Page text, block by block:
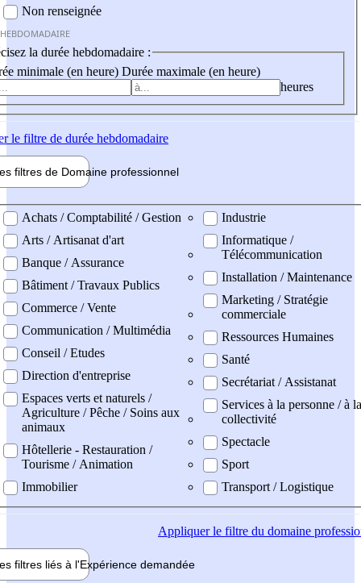
Non renseignée
la durée hebdomadaire :
minimale (en heure) Durée maximale (en heure)
heures
le filtre de durée hebdomadaire
filtres de Domaine professionnel
professionel
Achats / Comptabilité / Gestion
Arts / Artisanat d'art
Banque / Assurance
Bâtiment / Travaux Publics
Commerce / Vente
Communication / Multimédia
Conseil / Etudes
Direction d'entreprise
Espaces verts et naturels /
Agriculture / Pêche / Soins aux
animaux
Hôtellerie - Restauration /
Tourisme / Animation
Immobilier
Industrie
Informatique /
Télécommunication
Installation / Maintenance
Marketing / Stratégie
commerciale
Ressources Humaines
Santé
Secrétariat / Assistanat
Services à la personne / à la
collectivité
Spectacle
Sport
Transport / Logistique
Appliquerle filtre du domaine
filtres liés à l'Expérience demandée